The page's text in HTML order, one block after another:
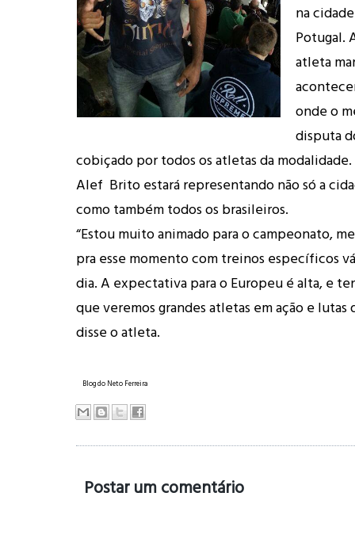
na
Potugal.
atleta
onde o
disputa
cobiçado por todos os atletas da modalidade.
Alef Brito estará representando não só a
como também todos os brasileiros.
“Estou muito animado para o campeonato,
pra esse momento com treinos específicos
dia. A expectativa para o Europeu é alta, e
que veremos grandes atletas em ação e lutas
disse o atleta.
Blog do Neto Ferreira
Postar um comentário